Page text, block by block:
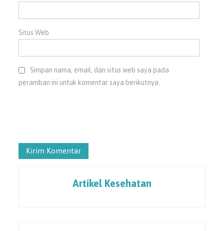
Situs Web
Simpan nama, email, dan situs web saya pada
peramban ini untuk komentar saya berikutnya.
Artikel Kesehatan